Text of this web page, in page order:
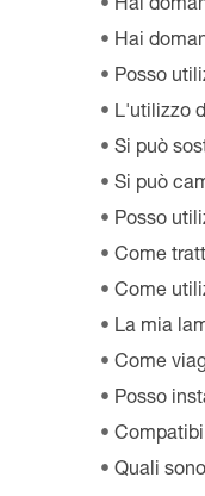
Hai
Hai
Posso
L'utilizzo
Si può
Si può
Posso
Come
Come
La mia
Come
Posso
Quali